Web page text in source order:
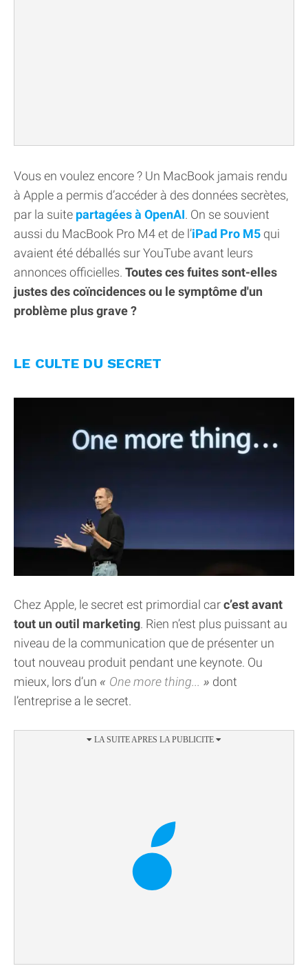
Vous en voulez encore ? Un MacBook jamais rendu
à Apple a permis d’accéder à des données secrètes,
par la suite partagées à OpenAI. On se souvient
aussi du MacBook Pro M4 et de l’iPad Pro M5 qui
avaient été déballés sur YouTube avant leurs
annonces officielles. Toutes ces fuites sont-elles
justes des coïncidences ou le symptôme d'un
problème plus grave ?
LE CULTE DU SECRET
Chez Apple, le secret est primordial carc’est avant
tout un outil marketing. Rien n’est plus puissant au
niveau de la communication que de présenter un
tout nouveau produit pendant une keynote. Ou
mieux, lors d’un
One more thing...
dont
l’entreprise a le secret.